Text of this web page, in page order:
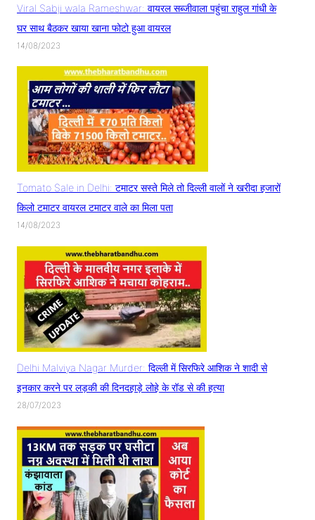
Viral Sabji wala Rameshwar: वायरल सब्जीवाला पहुंचा राहुल गांधी के
घर साथ बैठकर खाया खाना फोटो हुआ वायरल
14/08/2023
Tomato Sale in Delhi: टमाटर सस्ते मिले तो दिल्ली वालों ने खरीदा हजारों
किलो टमाटर वायरल टमाटर वाले का मिला पता
14/08/2023
Delhi Malviya Nagar Murder: दिल्ली में सिरफिरे आशिक ने शादी से
इनकार करने पर लड़की की दिनदहाड़े लोहे के रॉड से की हत्या
28/07/2023